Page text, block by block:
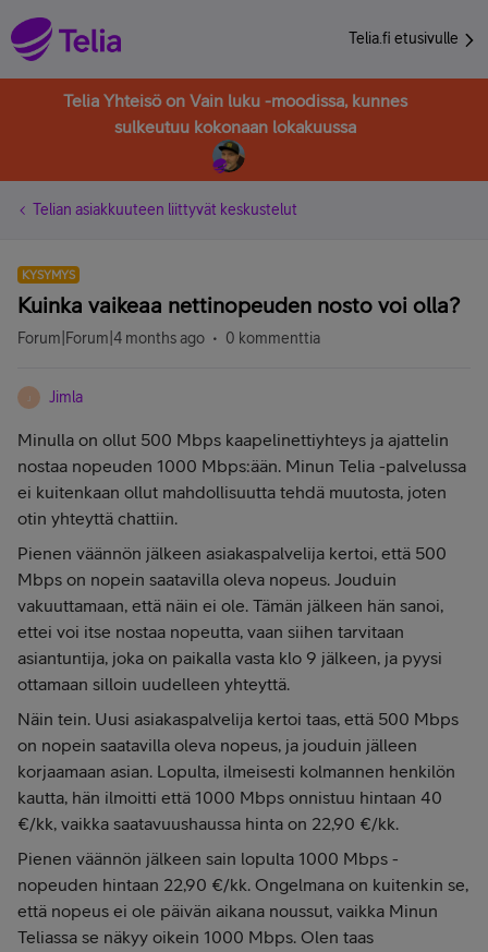
Telia.fi etusivulle
Telia Yhteisö on Vain luku -moodissa, kunnes
sulkeutuu kokonaan lokakuussa
Telian asiakkuuteen liittyvät keskustelut
KYSYMYS
Kuinka vaikeaa nettinopeuden nosto voi olla?
Forum|Forum|4 months ago 0 kommenttia
J Jimla
Minulla on ollut 500 Mbps kaapelinettiyhteys ja ajattelin
nostaa nopeuden 1000 Mbps:ään. Minun Telia -palvelussa
ei kuitenkaan ollut mahdollisuutta tehdä muutosta, joten
otin yhteyttä chattiin.
Pienen väännön jälkeen asiakaspalvelija kertoi, että 500
Mbps on nopein saatavilla oleva nopeus. Jouduin
vakuuttamaan, että näin ei ole. Tämän jälkeen hän sanoi,
ettei voi itse nostaa nopeutta, vaan siihen tarvitaan
asiantuntija, joka on paikalla vasta klo 9 jälkeen, ja pyysi
ottamaan silloin uudelleen yhteyttä.
Näin tein. Uusi asiakaspalvelija kertoi taas, että 500 Mbps
on nopein saatavilla oleva nopeus, ja jouduin jälleen
korjaamaan asian. Lopulta, ilmeisesti kolmannen henkilön
kautta, hän ilmoitti että 1000 Mbps onnistuu hintaan 40
€/kk, vaikka saatavuushaussa hinta on 22,90 €/kk.
Pienen väännön jälkeen sain lopulta 1000 Mbps -
nopeuden hintaan 22,90 €/kk. Ongelmana on kuitenkin se,
että nopeus ei ole päivän aikana noussut, vaikka Minun
Teliassa se näkyy oikein 1000 Mbps. Olen taas